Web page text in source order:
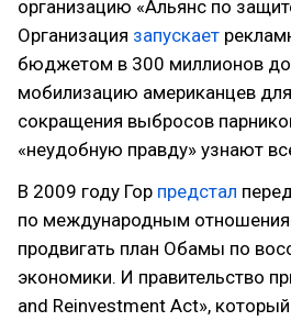
организацию «Альянс по
Организация запускает
бюджетом в 300 миллионов
мобилизацию американцев
сокращения выбросов
«неудобную правду» узнают
В 2009 году Гор предстал
по международным
продвигать план Обамы по
экономики. И правительство
and Reinvestment Act»,